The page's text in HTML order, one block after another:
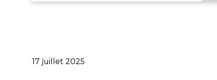
Publié
17 juillet 2025